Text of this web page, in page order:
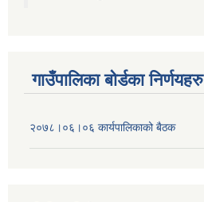
गाउँपालिका बोर्डका निर्णयहरु
२०७८।०६।०६ कार्यपालिकाको बैठक